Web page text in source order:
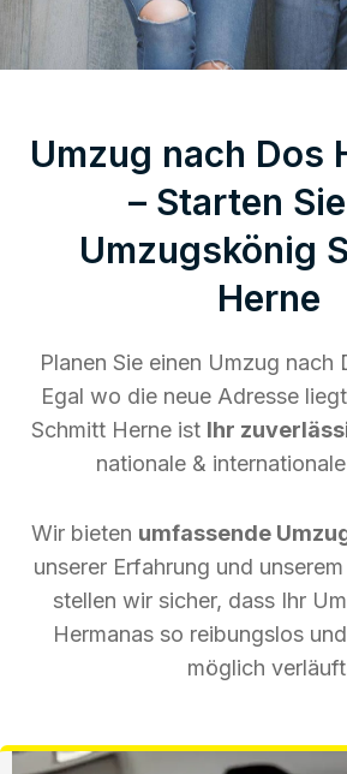
Umzug nach Dos
– Starten
Umzugskönig
Herne
Planen Sie einen Umzug nach
Egal wo die neue Adresse
Schmitt Herne ist Ihr
nationale &
Wir bieten umfassende
unserer Erfahrung und
stellen wir sicher, dass Ihr
Hermanas so reibungslos
möglich